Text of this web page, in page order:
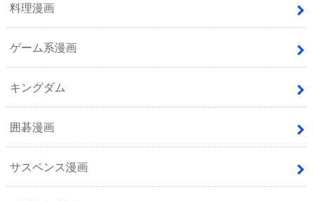
料理漫画
ゲーム系漫画
キングダム
囲碁漫画
サスペンス漫画